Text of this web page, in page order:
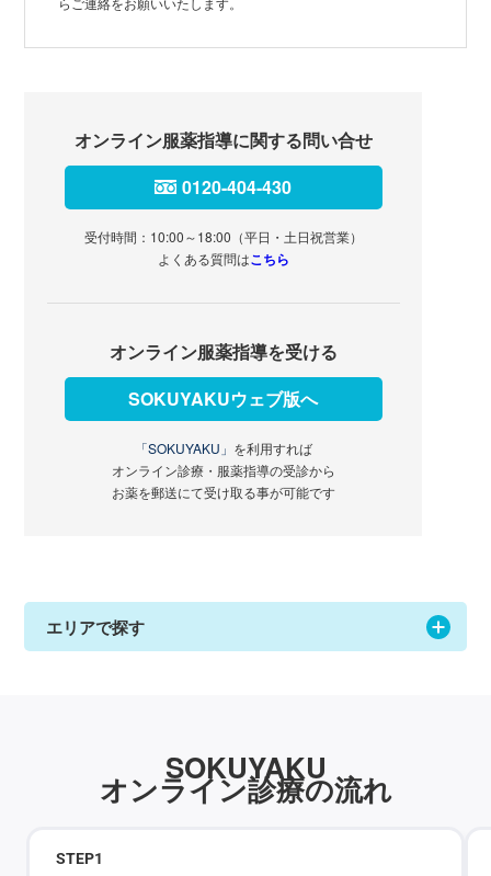
オンライン服薬指導に関する問い合せ
0120-404-430
受付時間：10:00～18:00（平日・土日祝営業）
よくある質問はこちら
オンライン服薬指導を受ける
SOKUYAKUウェブ版へ
「SOKUYAKU」 を利用すれば
オンライン診療・服薬指導の受診から
お薬を郵送にて受け取る事が可能です
エリアで探す
SOKUYAKU
オンライン診療の流れ
STEP1